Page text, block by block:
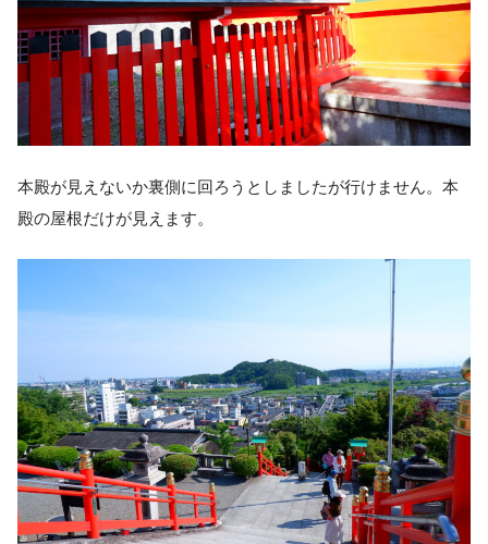
本殿が見えないか裏側に回ろうとしましたが行けません。本
殿の屋根だけが見えます。